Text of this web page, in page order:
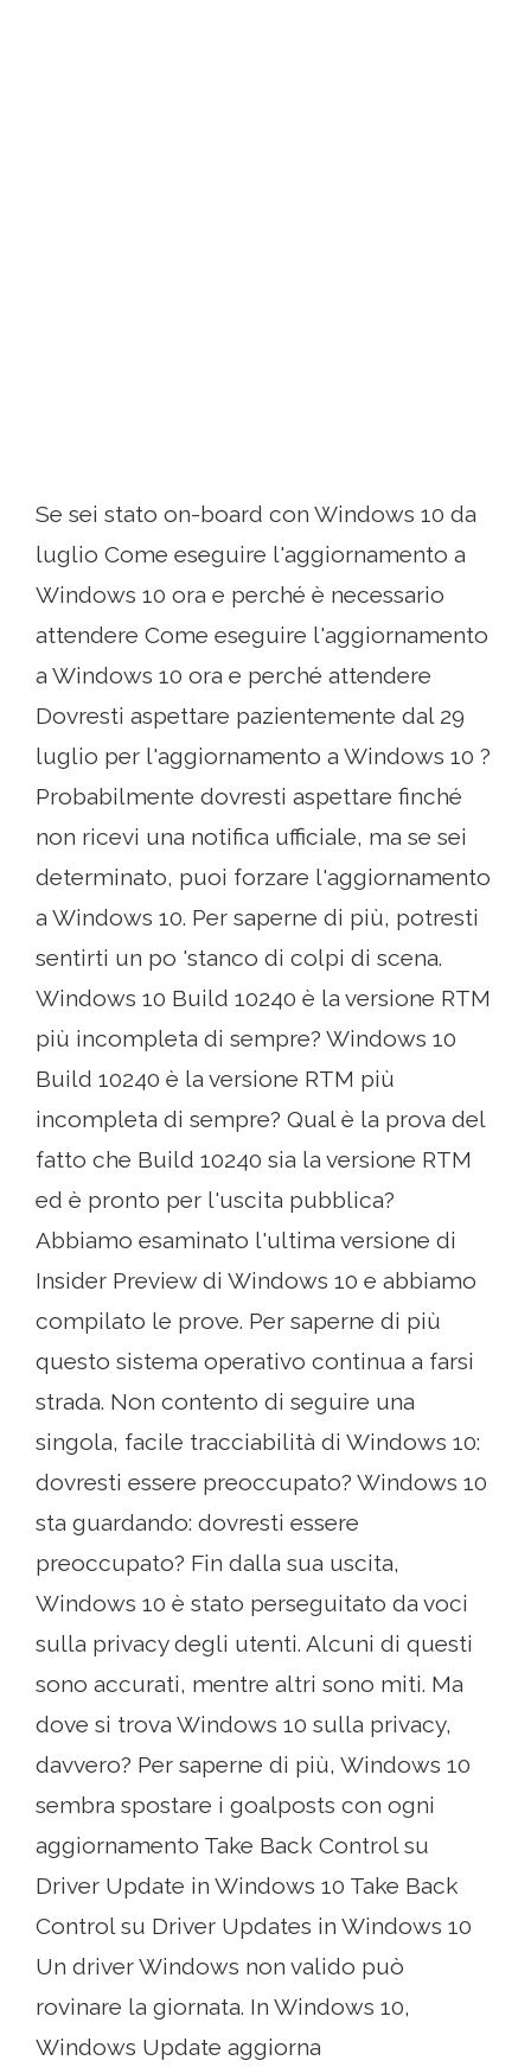
Se sei stato on-board con Windows 10 da
luglio Come eseguire l'aggiornamento a
Windows 10 ora e perché è necessario
attendere Come eseguire l'aggiornamento
a Windows 10 ora e perché attendere
Dovresti aspettare pazientemente dal 29
luglio per l'aggiornamento a Windows 10 ?
Probabilmente dovresti aspettare finché
non ricevi una notifica ufficiale, ma se sei
determinato, puoi forzare l'aggiornamento
a Windows 10. Per saperne di più, potresti
sentirti un po 'stanco di colpi di scena.
Windows 10 Build 10240 è la versione RTM
più incompleta di sempre? Windows 10
Build 10240 è la versione RTM più
incompleta di sempre? Qual è la prova del
fatto che Build 10240 sia la versione RTM
ed è pronto per l'uscita pubblica?
Abbiamo esaminato l'ultima versione di
Insider Preview di Windows 10 e abbiamo
compilato le prove. Per saperne di più
questo sistema operativo continua a farsi
strada. Non contento di seguire una
singola, facile tracciabilità di Windows 10:
dovresti essere preoccupato? Windows 10
sta guardando: dovresti essere
preoccupato? Fin dalla sua uscita,
Windows 10 è stato perseguitato da voci
sulla privacy degli utenti. Alcuni di questi
sono accurati, mentre altri sono miti. Ma
dove si trova Windows 10 sulla privacy,
davvero? Per saperne di più, Windows 10
sembra spostare i goalposts con ogni
aggiornamento Take Back Control su
Driver Update in Windows 10 Take Back
Control su Driver Updates in Windows 10
Un driver Windows non valido può
rovinare la giornata. In Windows 10,
Windows Update aggiorna